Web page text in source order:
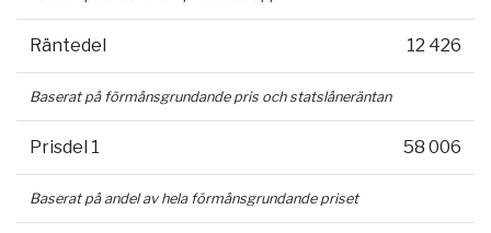
Räntedel 12 426
Baserat på förmånsgrundande pris och statslåneräntan
Prisdel 1 58 006
Baserat på andel av hela förmånsgrundande priset